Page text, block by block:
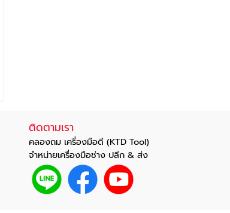
ติดตามเรา
คลองถม เครื่องมือดี (KTD Tool)
จำหน่ายเครื่องมือช่าง ปลีก & ส่ง